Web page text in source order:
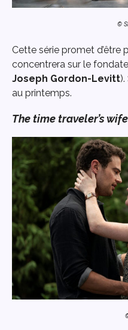
©
Cette série promet d’être
concentrera sur le
Joseph Gordon-Levitt
au printemps.
The time traveler’s wife